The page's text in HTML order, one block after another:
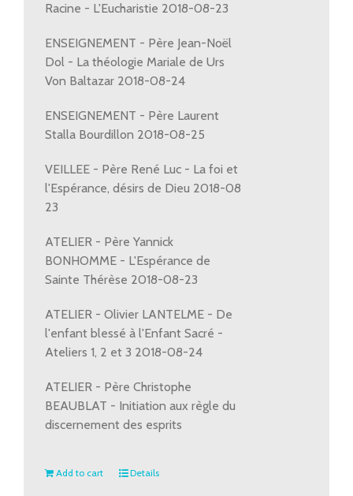
Racine - L'Eucharistie 2018-08-23
ENSEIGNEMENT - Père Jean-Noël
Dol - La théologie Mariale de Urs
Von Baltazar 2018-08-24
ENSEIGNEMENT - Père Laurent
Stalla Bourdillon 2018-08-25
VEILLEE - Père René Luc - La foi et
l'Espérance, désirs de Dieu 2018-08
23
ATELIER - Père Yannick
BONHOMME - L'Espérance de
Sainte Thérèse 2018-08-23
ATELIER - Olivier LANTELME - De
l'enfant blessé à l'Enfant Sacré -
Ateliers 1, 2 et 3 2018-08-24
ATELIER - Père Christophe
BEAUBLAT - Initiation aux règle du
discernement des esprits
Add to cart Details